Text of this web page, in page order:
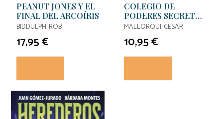
PEANUT JONES Y EL
FINAL DEL ARCOÍRIS
BIDDULPH, ROB
17,95 €
COLEGIO DE
PODERES SECRETOS
4 - EL GRAN
MALLORQUI, CESAR
10,95 €